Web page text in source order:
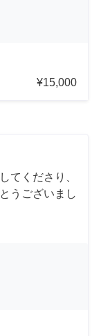
¥15,000
てくださり、
うございまし